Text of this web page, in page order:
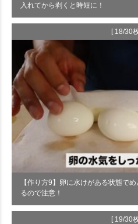
入れてから剥くと時短に！
[ 18/30
【作り方9】卵に水けがある状態で
るので注意！
[ 19/30